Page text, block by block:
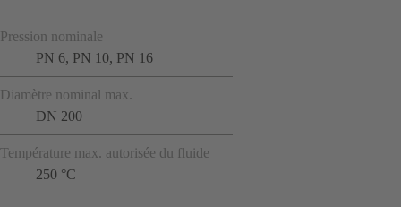
Pression nominale
PN 6, PN 10, PN 16
Diamètre nominal max.
DN 200
Température max. autorisée du fluide
250 °C